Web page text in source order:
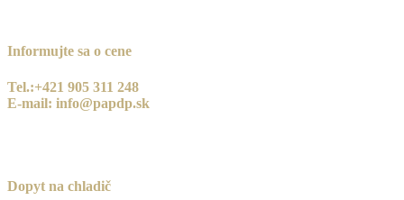
Informujte sa o cene
Tel.:+421 905 311 248
E-mail: info@papdp.sk
Dopyt na chladič